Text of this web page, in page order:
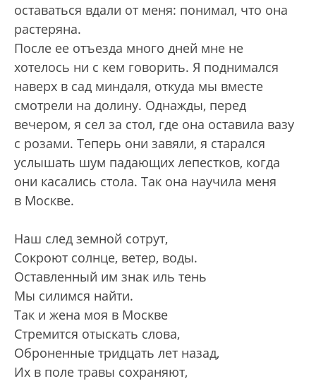
оставаться вдали от меня: понимал, что она
растеряна.
После ее отъезда много дней мне не
хотелось ни с кем говорить. Я поднимался
наверх в сад миндаля, откуда мы вместе
смотрели на долину. Однажды, перед
вечером, я сел за стол, где она оставила вазу
с розами. Теперь они завяли, я старался
услышать шум падающих лепестков, когда
они касались стола. Так она научила меня
в Москве.
Наш след земной сотрут,
Сокроют солнце, ветер, воды.
Оставленный им знак иль тень
Мы силимся найти.
Так и жена моя в Москве
Стремится отыскать слова,
Оброненные тридцать лет назад,
Их в поле травы сохраняют,